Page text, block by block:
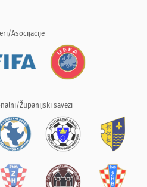
Asocijacije
Županijski savezi